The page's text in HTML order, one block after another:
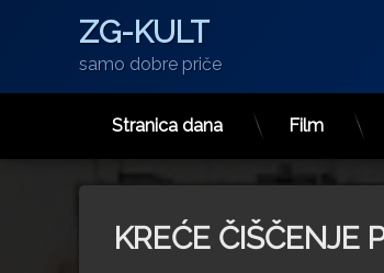
ZG-KULT
samo dobre priče
Stranica dana Film
KREĆE ČIŠČENJE